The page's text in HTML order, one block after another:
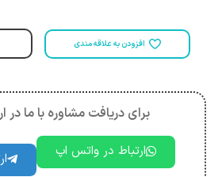
افزودن به علاقه مندی
برای دریافت مشاوره با ما در
ارتباط در واتس اپ